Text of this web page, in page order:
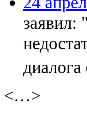
заявил:
<…>